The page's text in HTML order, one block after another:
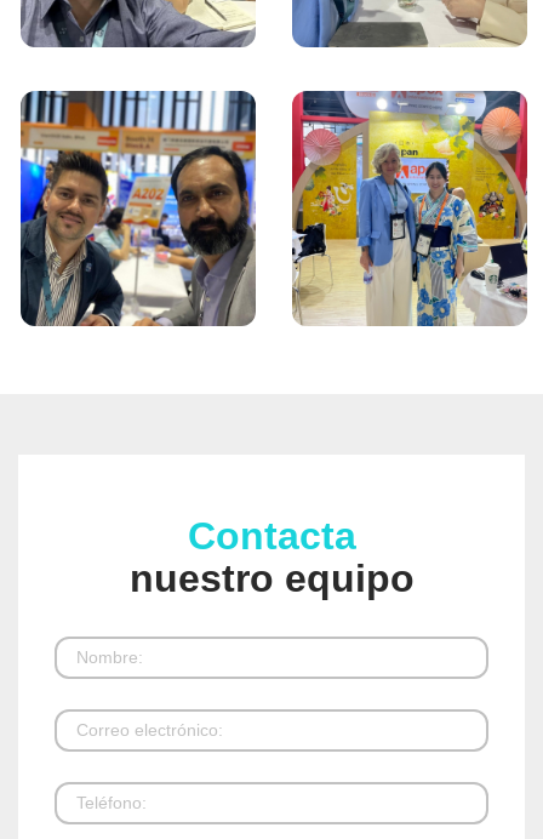
Contacta
nuestro equipo